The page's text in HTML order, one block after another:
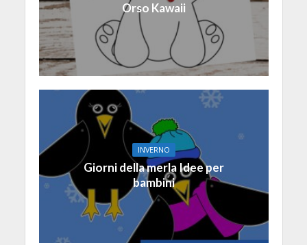
Orso Kawaii
INVERNO
Giorni della merla Idee per
bambini